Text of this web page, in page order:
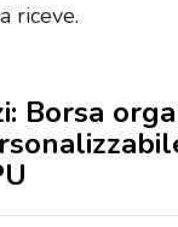
riceve.
Borsa